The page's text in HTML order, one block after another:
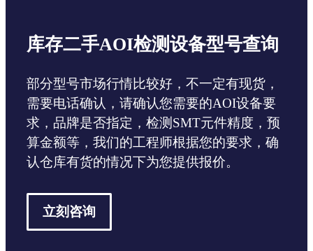
库存二手AOI检测设备型号查询
部分型号市场行情比较好，不一定有现货，
需要电话确认，请确认您需要的AOI设备要
求，品牌是否指定，检测SMT元件精度，预
算金额等，我们的工程师根据您的要求，确
认仓库有货的情况下为您提供报价。
立刻咨询